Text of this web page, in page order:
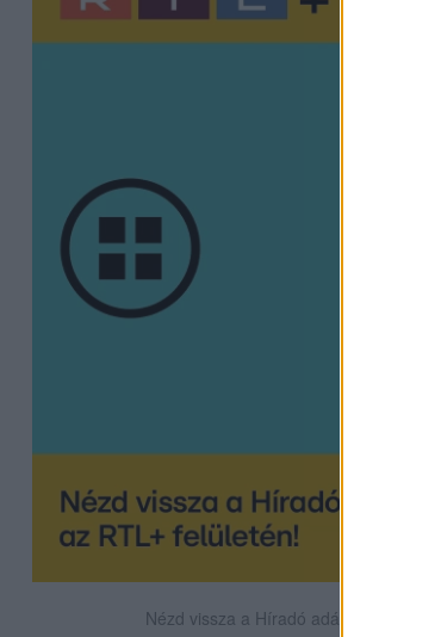
Nézd vissza a Híradó adásait az RTL+